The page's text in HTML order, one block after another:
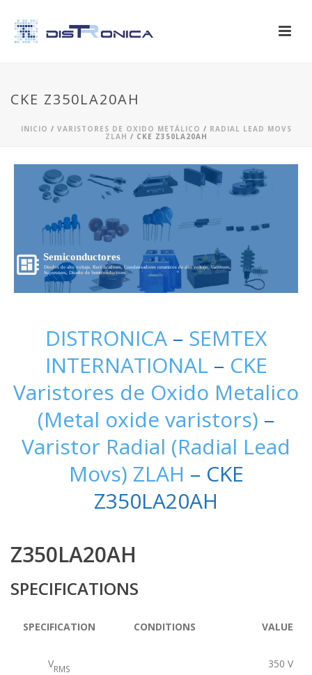
CKE Z350LA20AH
INICIO / VARISTORES DE OXIDO METÁLICO / RADIAL LEAD MOVS
ZLAH / CKE Z350LA20AH
Semiconductores
Diodos de alto voltaje, Rectificadores, Condensadores ceramicos de alto voltaje, Varistores,
Supresores, Diseño de Semiconductores...
DISTRONICA – SEMTEX
INTERNATIONAL – CKE
Varistores de Oxido Metalico
(Metal oxide varistors) –
Varistor Radial (Radial Lead
Movs) ZLAH – CKE
Z350LA20AH
Z350LA20AH
SPECIFICATIONS
SPECIFICATION CONDITIONS VALUE
VRMS 350 V